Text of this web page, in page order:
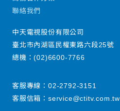
聯絡我們
中天電視股份有限公司
臺北市內湖區民權東路六段25號
總機：(02)6600-7766
客服專線： 02-2792-3151
客服信箱： service@ctitv.com.tw